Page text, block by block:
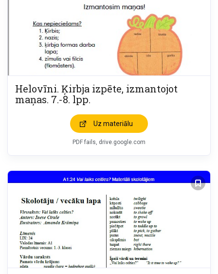
Helovīni. Ķirbja izpēte, izmantojot
maņas. 7.-8. lpp.
Uz materiālu
PDF fails, drive.google.com